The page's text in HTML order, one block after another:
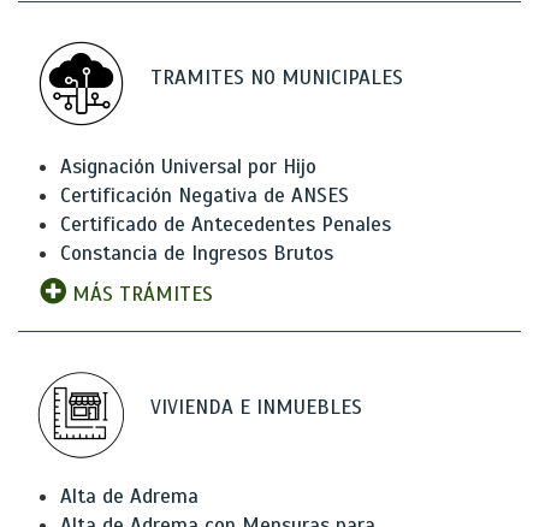
TRAMITES NO MUNICIPALES
Asignación Universal por Hijo
Certificación Negativa de ANSES
Certificado de Antecedentes Penales
Constancia de Ingresos Brutos
MÁS TRÁMITES
VIVIENDA E INMUEBLES
Alta de Adrema